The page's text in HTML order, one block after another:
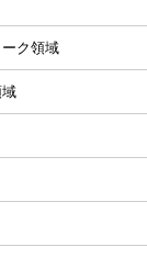
ク領域